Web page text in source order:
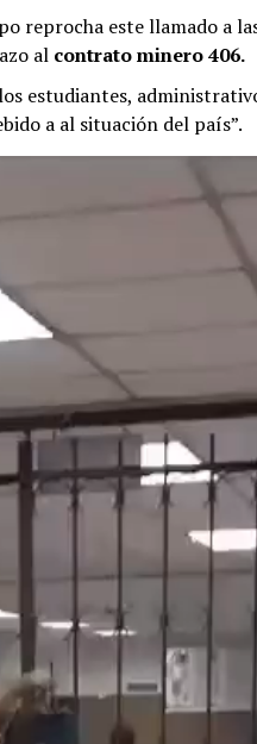
reprocha este llamado a
al contrato minero 406.
estudiantes,
a al situación del país”.